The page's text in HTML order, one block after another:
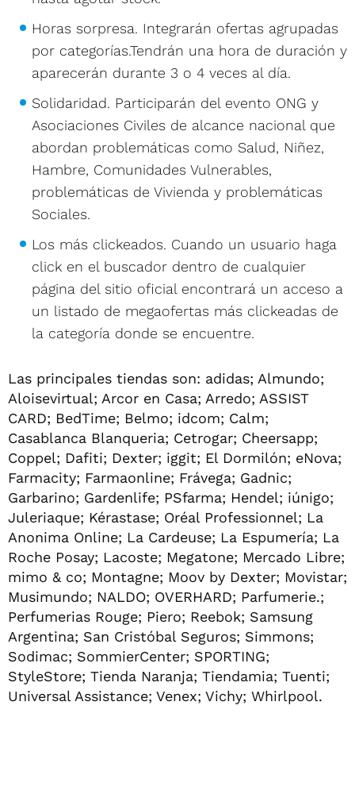
Horas sorpresa. Integrarán ofertas agrupadas
por categorías.Tendrán una hora de duración y
aparecerán durante 3 o 4 veces al día.
Solidaridad. Participarán del evento ONG y
Asociaciones Civiles de alcance nacional que
abordan problemáticas como Salud, Niñez,
Hambre, Comunidades Vulnerables,
problemáticas de Vivienda y problemáticas
Sociales.
Los más clickeados. Cuando un usuario haga
click en el buscador dentro de cualquier
página del sitio oficial encontrará un acceso a
un listado de megaofertas más clickeadas de
la categoría donde se encuentre.
Las principales tiendas son: adidas; Almundo;
Aloisevirtual; Arcor en Casa; Arredo; ASSIST
CARD; BedTime; Belmo; idcom; Calm;
Casablanca Blanqueria; Cetrogar; Cheersapp;
Coppel; Dafiti; Dexter; iggit; El Dormilón; eNova;
Farmacity; Farmaonline; Frávega; Gadnic;
Garbarino; Gardenlife; PSfarma; Hendel; iúnigo;
Juleriaque; Kérastase; Oréal Professionnel; La
Anonima Online; La Cardeuse; La Espumería; La
Roche Posay; Lacoste; Megatone; Mercado Libre;
mimo & co; Montagne; Moov by Dexter; Movistar;
Musimundo; NALDO; OVERHARD; Parfumerie.;
Perfumerias Rouge; Piero; Reebok; Samsung
Argentina; San Cristóbal Seguros; Simmons;
Sodimac; SommierCenter; SPORTING;
StyleStore; Tienda Naranja; Tiendamia; Tuenti;
Universal Assistance; Venex; Vichy; Whirlpool.